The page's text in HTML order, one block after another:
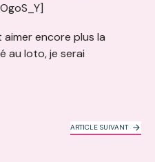
encore plus la
au loto, je serai
ARTICLE SUIVANT